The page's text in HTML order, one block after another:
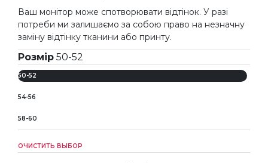
Ваш монітор може спотворювати відтінок. У разі
потреби ми залишаємо за собою право на незначну
заміну відтінку тканини або принту.
Розмір 50-52
50-52
54-56
58-60
ОЧИСТИТЬ ВЫБОР